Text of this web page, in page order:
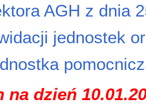
AGH z dnia
jednostek
na dzień